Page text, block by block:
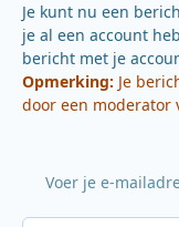
Je kunt nu een
je al een account
bericht met je
Opmerking: Je
door een moderator